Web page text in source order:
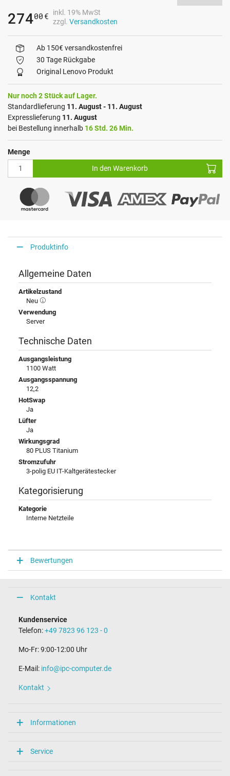
27400 €
inkl. 19% MwSt
zzgl. Versandkosten
Ab 150€ versandkostenfrei
30 Tage Rückgabe
Original Lenovo Produkt
Nur noch 2 Stück auf Lager.
Standardlieferung 11. August - 11. August
Expresslieferung 11. August
bei Bestellung innerhalb 16 Std. 26 Min.
Menge
In den Warenkorb
Produktinfo
Allgemeine Daten
Artikelzustand
Neu
Verwendung
Server
Technische Daten
Ausgangsleistung
1100 Watt
Ausgangsspannung
12,2
HotSwap
Ja
Lüfter
Ja
Wirkungsgrad
80 PLUS Titanium
Stromzufuhr
3-polig EU IT-Kaltgerätestecker
Kategorisierung
Kategorie
Interne Netzteile
Bewertungen
Kontakt
Kundenservice
Telefon:+49 7823 96 123 - 0
Mo-Fr: 9:00-12:00 Uhr
E-Mail: info@ipc-computer.de
Kontakt
Informationen
Service